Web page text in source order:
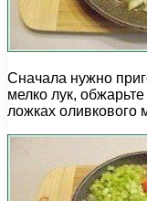
Сначала нужно
мелко лук,
ложках оливкового